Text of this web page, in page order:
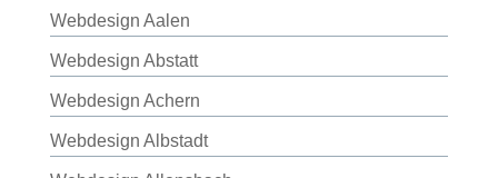
Webdesign Aalen
Webdesign Abstatt
Webdesign Achern
Webdesign Albstadt